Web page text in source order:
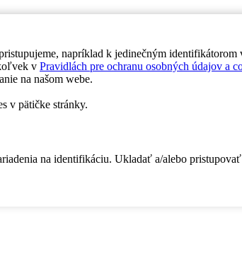
napríklad k jedinečným
v Pravidlách pre ochranu osobných údajov a
na našom webe.
v pätičke stránky.
na identifikáciu. Ukladať a/alebo